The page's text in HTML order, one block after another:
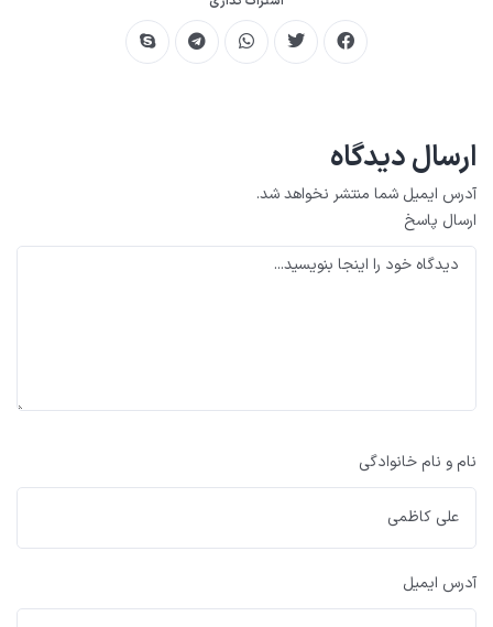
ارسال دیدگاه
آدرس ایمیل شما منتشر نخواهد شد.
ارسال پاسخ
نام و نام خانوادگی
آدرس ایمیل